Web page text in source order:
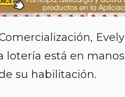
lotería está en
su habilitación.